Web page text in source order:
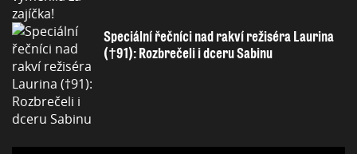
Speciální řečníci nad rakví režiséra Laurina
(†91): Rozbrečeli i dceru Sabinu